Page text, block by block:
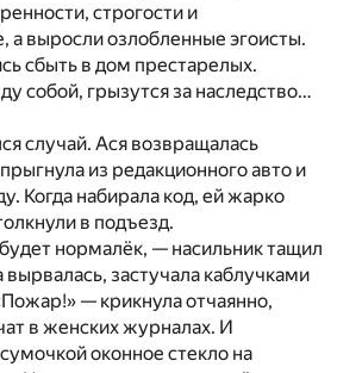
строгости и
а выросли озлобленные эгоисты.
сбыть в дом престарелых.
собой, грызутся за наследство…
случай. Ася возвращалась
из редакционного авто и
Когда набирала код, ей жарко
в подъезд.
нормалёк, — насильник тащил
застучала каблучками
— крикнула отчаянно,
в женских журналах. И
оконное стекло на